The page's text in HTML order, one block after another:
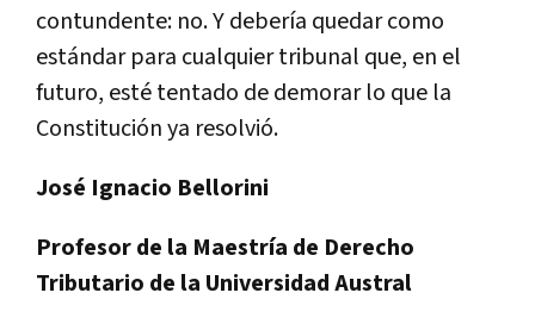
contundente: no. Y debería quedar como
estándar para cualquier tribunal que, en el
futuro, esté tentado de demorar lo que la
Constitución ya resolvió.
José Ignacio Bellorini
Profesor de la Maestría de Derecho
Tributario de la Universidad Austral